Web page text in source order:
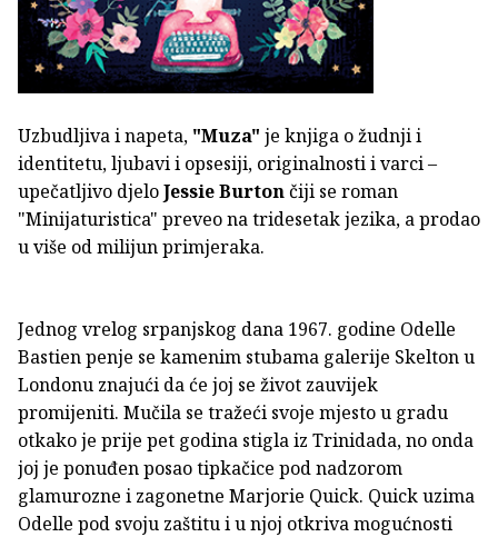
Uzbudljiva i napeta, "Muza" je knjiga o žudnji i
identitetu, ljubavi i opsesiji, originalnosti i varci –
upečatljivo djeloJessie Burtončiji se roman
"Minijaturistica" preveo na tridesetak jezika, a prodao
u više od milijun primjeraka.
Jednog vrelog srpanjskog dana 1967. godine Odelle
Bastien penje se kamenim stubama galerije Skelton u
Londonu znajući da će joj se život zauvijek
promijeniti. Mučila se tražeći svoje mjesto u gradu
otkako je prije pet godina stigla iz Trinidada, no onda
joj je ponuđen posao tipkačice pod nadzorom
glamurozne i zagonetne Marjorie Quick. Quick uzima
Odelle pod svoju zaštitu i u njoj otkriva mogućnosti